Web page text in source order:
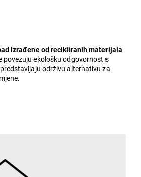
izrađene od recikliranih materijala
povezuju ekološku odgovornost s
održivu alternativu za